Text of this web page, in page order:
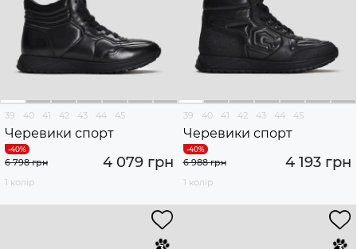
39 40 41 42 43 44 45
Черевики спорт
4 079 грн
6 798 грн
1 колір
39 40 41 42 43 44 45
Черевики спорт
4 193 грн
6 988 грн
1 колір